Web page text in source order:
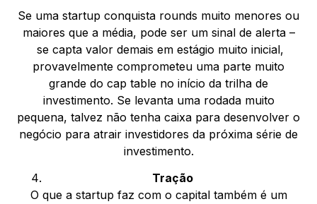
Se uma startup conquista rounds muito menores ou
maiores que a média, pode ser um sinal de alerta –
se capta valor demais em estágio muito inicial,
provavelmente comprometeu uma parte muito
grande do cap table no início da trilha de
investimento. Se levanta uma rodada muito
pequena, talvez não tenha caixa para desenvolver o
negócio para atrair investidores da próxima série de
investimento.
Tração
O que a startup faz com o capital também é um